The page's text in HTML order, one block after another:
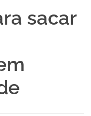
sacar